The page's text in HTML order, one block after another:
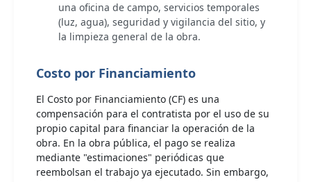
una oficina de campo, servicios temporales
(luz, agua), seguridad y vigilancia del sitio, y
la limpieza general de la obra.
Costo por Financiamiento
El Costo por Financiamiento (CF) es una
compensación para el contratista por el uso de su
propio capital para financiar la operación de la
obra. En la obra pública, el pago se realiza
mediante "estimaciones" periódicas que
reembolsan el trabajo ya ejecutado. Sin embargo,